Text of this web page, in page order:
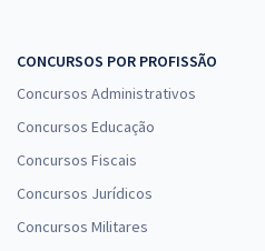
CONCURSOS POR PROFISSÃO
Concursos Administrativos
Concursos Educação
Concursos Fiscais
Concursos Jurídicos
Concursos Militares